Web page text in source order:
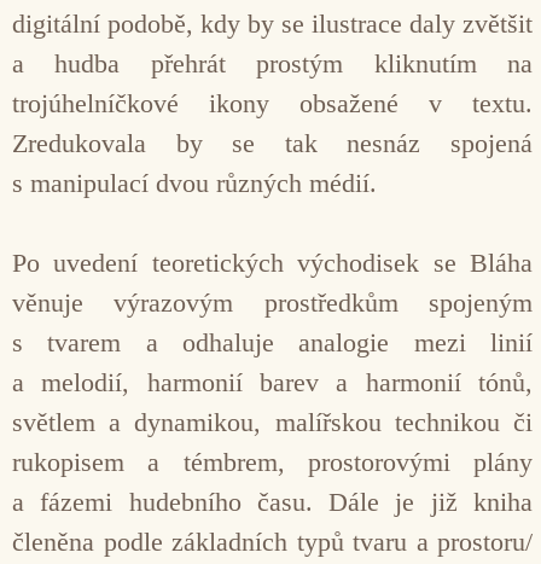
digitální podobě, kdy by se ilustrace daly zvětšit
a hudba přehrát prostým kliknutím na
trojúhelníčkové ikony obsažené v textu.
Zredukovala by se tak nesnáz spojená
s manipulací dvou různých médií.
Po uvedení teoretických východisek se Bláha
věnuje výrazovým prostředkům spojeným
s tvarem a odhaluje analogie mezi linií
a melodií, harmonií barev a harmonií tónů,
světlem a dynamikou, malířskou technikou či
rukopisem a témbrem, prostorovými plány
a fázemi hudebního času. Dále je již kniha
členěna podle základních typů tvaru a prostoru/